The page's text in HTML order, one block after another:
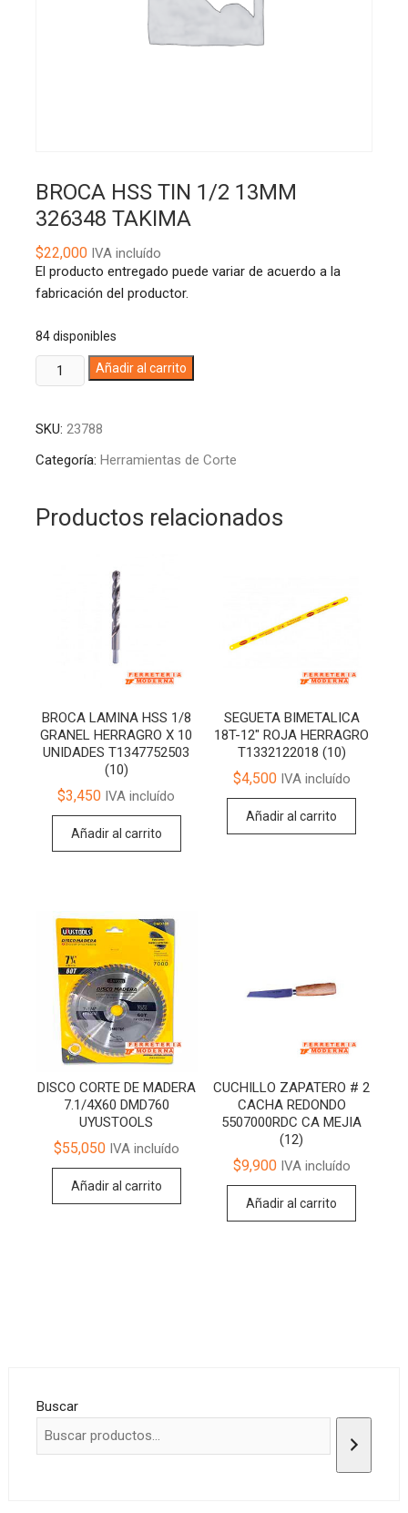
BROCA HSS TIN 1/2 13MM
326348 TAKIMA
$22,000IVA incluído
El producto entregado puede variar de acuerdo a la
fabricación del productor.
84 disponibles
BROCA
HSS
1/2
13MM
cantidad
Añadir al carrito
t
SKU: 23788
Categoría: Herramientas de Corte
Productos relacionados
BROCA LAMINA HSS 1/8
GRANEL HERRAGRO X 10
UNIDADES T1347752503
(10)
$3,450 IVA incluído
Añadir al carrito
SEGUETA BIMETALICA
18T-12″ ROJA HERRAGRO
T1332122018 (10)
$4,500IVA incluído
Añadir al carrito
DISCO CORTE DE MADERA
7.1/4X60 DMD760
UYUSTOOLS
$55,050IVA incluído
Añadir al carrito
CUCHILLO ZAPATERO # 2
CACHA REDONDO
5507000RDC CA MEJIA
(12)
$9,900IVA incluído
Añadir al carrito
Buscar